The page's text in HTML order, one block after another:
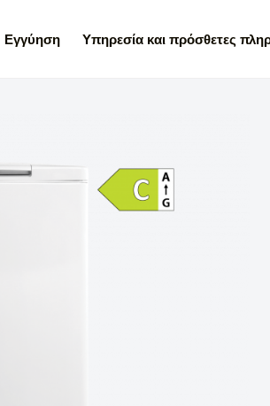
Εγγύηση Υπηρεσία και πρόσθετες